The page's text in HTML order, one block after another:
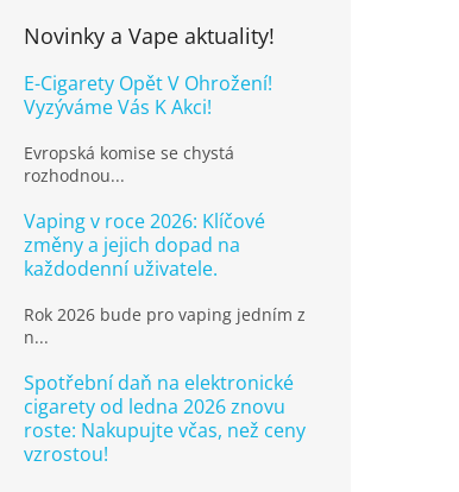
Novinky a Vape aktuality!
E-Cigarety Opět V Ohrožení!
Vyzýváme Vás K Akci!
Evropská komise se chystá
rozhodnou...
Vaping v roce 2026: Klíčové
změny a jejich dopad na
každodenní uživatele.
Rok 2026 bude pro vaping jedním z
n...
Spotřební daň na elektronické
cigarety od ledna 2026 znovu
roste: Nakupujte včas, než ceny
vzrostou!